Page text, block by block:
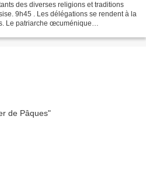
des diverses religions et traditions
9h45 . Les délégations se rendent à la
Le patriarche œcuménique